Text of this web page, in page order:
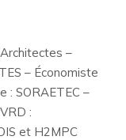
–
– Économiste
: SORAETEC –
:
et H2MPC